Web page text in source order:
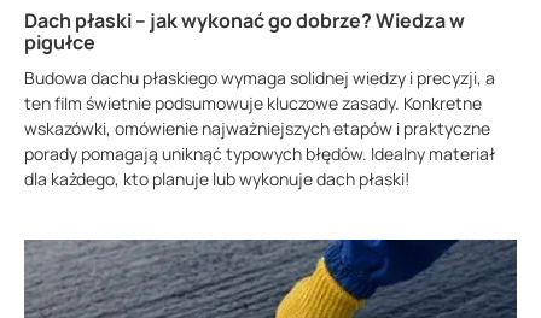
Dach płaski – jak wykonać go dobrze? Wiedza w
pigułce
Budowa dachu płaskiego wymaga solidnej wiedzy i precyzji, a
ten film świetnie podsumowuje kluczowe zasady. Konkretne
wskazówki, omówienie najważniejszych etapów i praktyczne
porady pomagają uniknąć typowych błędów. Idealny materiał
dla każdego, kto planuje lub wykonuje dach płaski!